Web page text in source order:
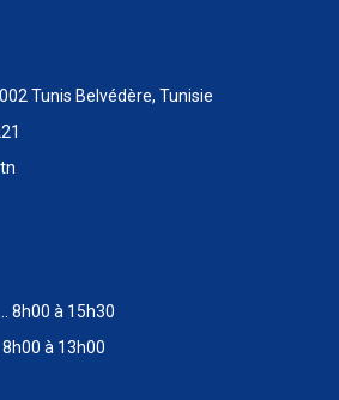
Tunis Belvédère, Tunisie
8h00 à 15h30
8h00 à 13h00